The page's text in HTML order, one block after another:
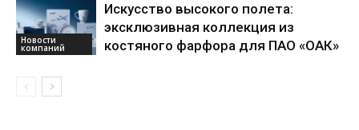
Новости
компаний
Искусство высокого полета:
эксклюзивная коллекция из
костяного фарфора для ПАО «ОАК»